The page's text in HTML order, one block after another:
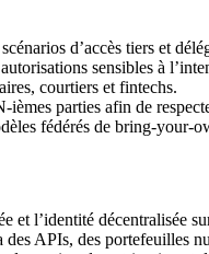
d’accès tiers et
sensibles à
courtiers et fintechs.
ièmes parties afin de
fédérés de bring-your-
et l’identité décentralisée
APIs, des portefeuilles